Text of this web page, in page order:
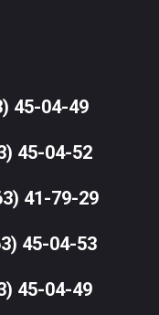
45-04-49
45-04-52
41-79-29
45-04-53
45-04-49